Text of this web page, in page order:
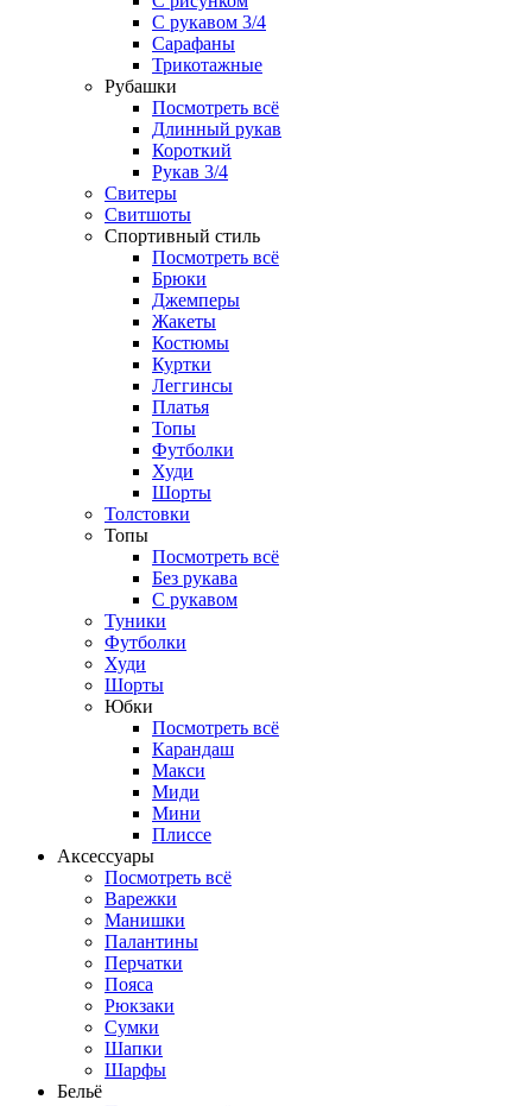
С рукавом 3/4
Сарафаны
Трикотажные
Рубашки
Посмотреть всё
Длинный рукав
Короткий
Рукав 3/4
Свитеры
Свитшоты
Спортивный стиль
Посмотреть всё
Брюки
Джемперы
Жакеты
Костюмы
Куртки
Леггинсы
Платья
Топы
Футболки
Худи
Шорты
Толстовки
Топы
Посмотреть всё
Без рукава
С рукавом
Туники
Футболки
Худи
Шорты
Юбки
Посмотреть всё
Карандаш
Макси
Миди
Мини
Плиссе
Аксессуары
Посмотреть всё
Варежки
Манишки
Палантины
Перчатки
Пояса
Рюкзаки
Сумки
Шапки
Шарфы
Бельё